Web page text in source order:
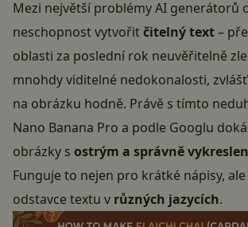
Mezi největší problémy AI generátorů
neschopnost vytvořitčitelný text–
oblasti za poslední rok neuvěřitelně
mnohdy viditelné nedokonalosti,
na obrázku hodně. Právě s tímto
Nano Banana Pro a podle Googlu
obrázky s ostrým a správně
Funguje to nejen pro krátké nápisy,
odstavce textu v různých jazycích.